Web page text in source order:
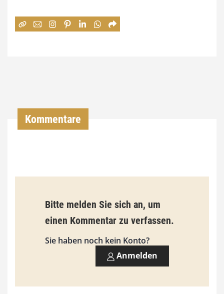
:
9
3
0
0
Kommentare
Bitte melden Sie sich an, um
einen Kommentar zu verfassen.
Sie haben noch kein Konto?
Anmelden